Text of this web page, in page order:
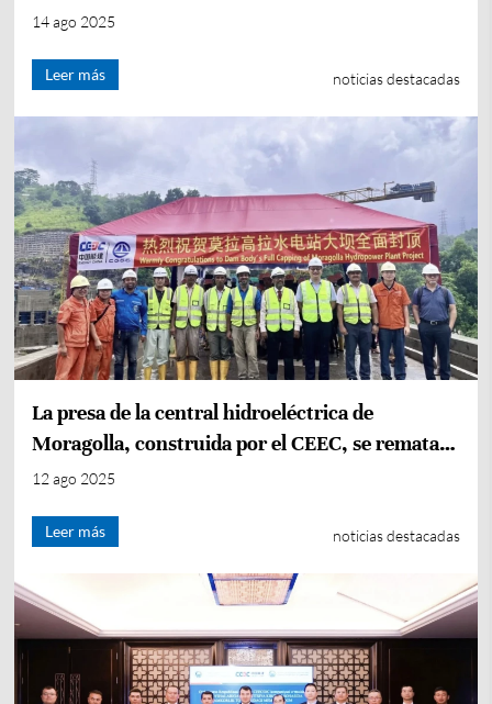
14 ago 2025
Leer más noticias destacadas
La presa de la central hidroeléctrica de
Moragolla, construida por el CEEC, se remata
en Sri Lanka
12 ago 2025
Leer más noticias destacadas